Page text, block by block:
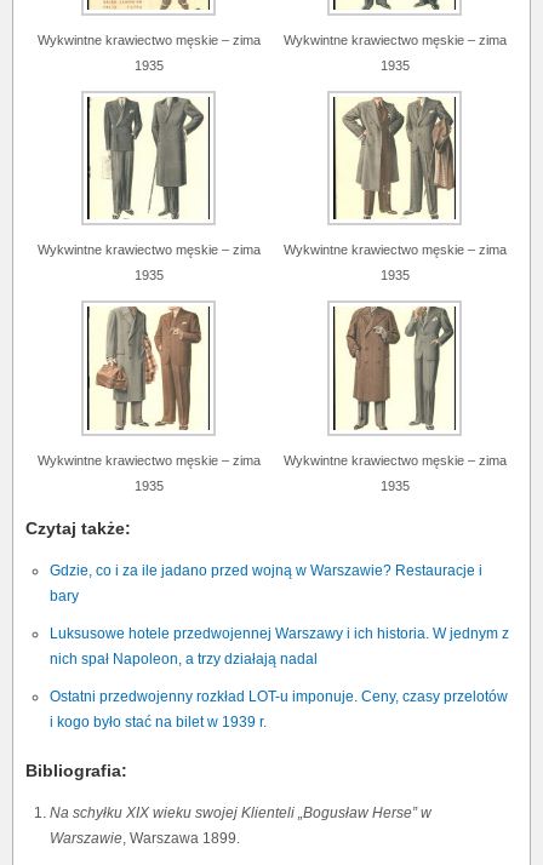
Wykwintne krawiectwo męskie – zima
1935
Wykwintne krawiectwo męskie – zima
1935
Wykwintne krawiectwo męskie – zima
1935
Wykwintne krawiectwo męskie – zima
1935
Wykwintne krawiectwo męskie – zima
1935
Wykwintne krawiectwo męskie – zima
1935
Czytaj także:
Gdzie, co i za ile jadano przed wojną w Warszawie? Restauracje i
bary
Luksusowe hotele przedwojennej Warszawy i ich historia. W jednym z
nich spał Napoleon, a trzy działają nadal
Ostatni przedwojenny rozkład LOT-u imponuje. Ceny, czasy przelotów
i kogo było stać na bilet w 1939 r.
Bibliografia:
Na schyłku XIX wieku swojej Klienteli „Bogusław Herse” w
Warszawie , Warszawa 1899.